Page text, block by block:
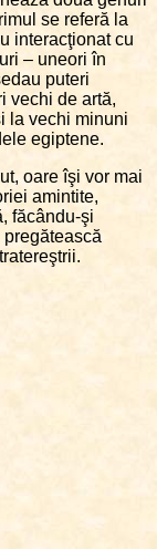
se referă la
interacţionat cu
– uneori în
puteri
vechi de artă,
la vechi minuni
egiptene.
oare îşi vor mai
amintite,
făcându-şi